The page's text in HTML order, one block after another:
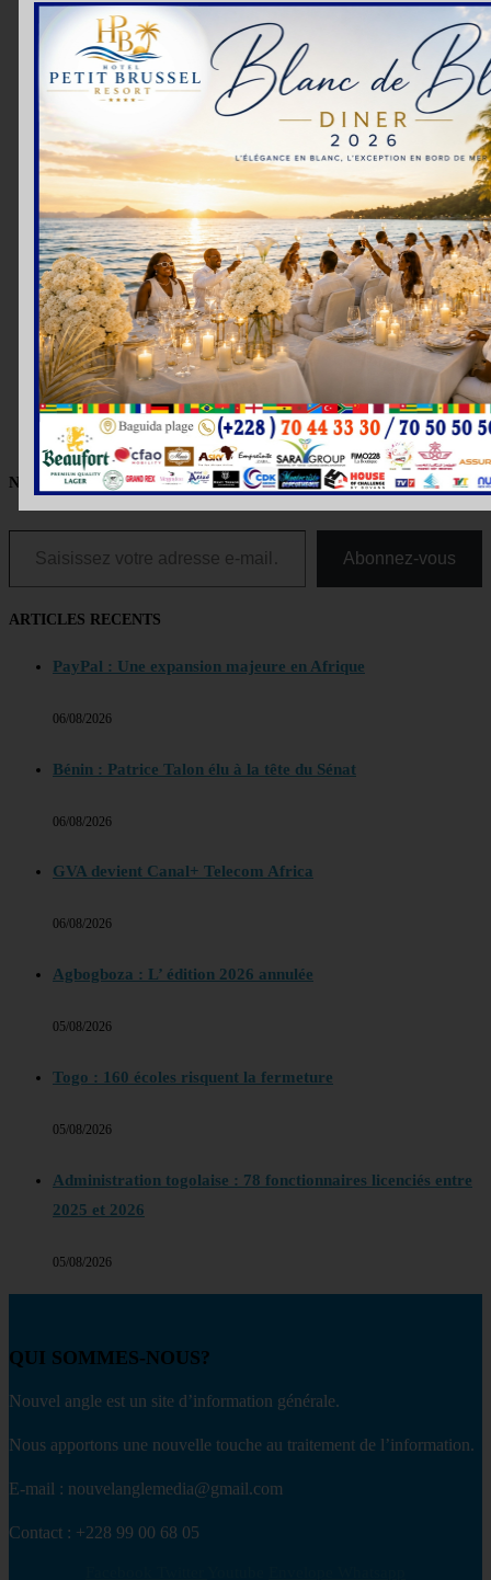
Nous suivre sur Facebook
Saisissez votre adresse e-mail…
Abonnez-vous
ARTICLES RECENTS
PayPal : Une expansion majeure en Afrique
06/08/2026
Bénin : Patrice Talon élu à la tête du Sénat
06/08/2026
GVA devient Canal+ Telecom Africa
06/08/2026
Agbogboza : L’ édition 2026 annulée
05/08/2026
Togo : 160 écoles risquent la fermeture
05/08/2026
Administration togolaise : 78 fonctionnaires licenciés entre
2025 et 2026
05/08/2026
QUI SOMMES-NOUS?
Nouvel angle est un site d’information générale.
Nous apportons une nouvelle touche au traitement de l’information.
E-mail : nouvelanglemedia@gmail.com
Contact : +228 99 00 68 05